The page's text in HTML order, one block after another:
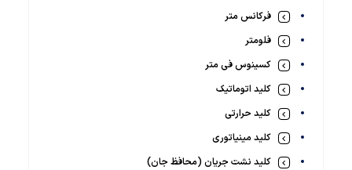
فرکانس متر
فلومتر
کسینوس فی متر
کلید اتوماتیک
کلید حرارتی
کلید مینیاتوری
کلید نشت جریان (محافظ جان)